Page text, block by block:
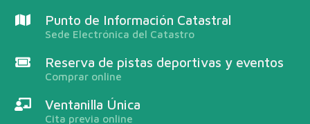
Punto de Información Catastral
Sede Electrónica del Catastro
Reserva de pistas deportivas y eventos
Comprar online
Ventanilla Única
Cita previa online